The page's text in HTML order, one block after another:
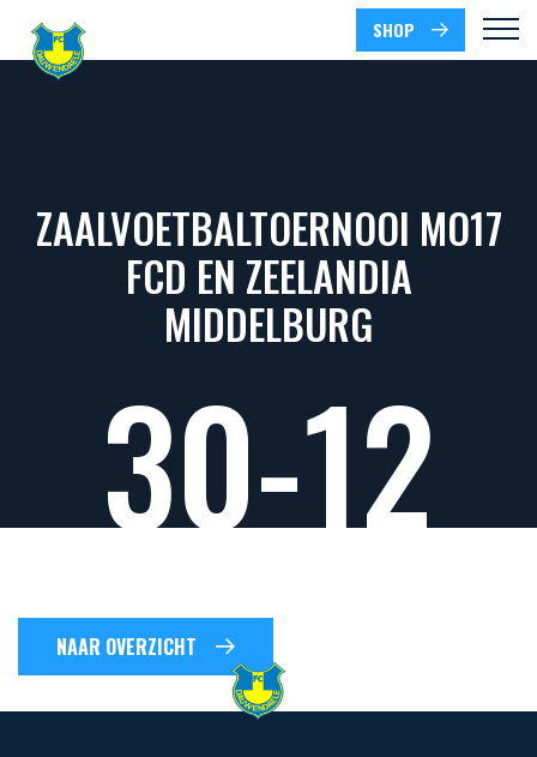
SHOP
ZAALVOETBALTOERNOOI MO17
FCD EN ZEELANDIA
MIDDELBURG
30-12
NAAR OVERZICHT